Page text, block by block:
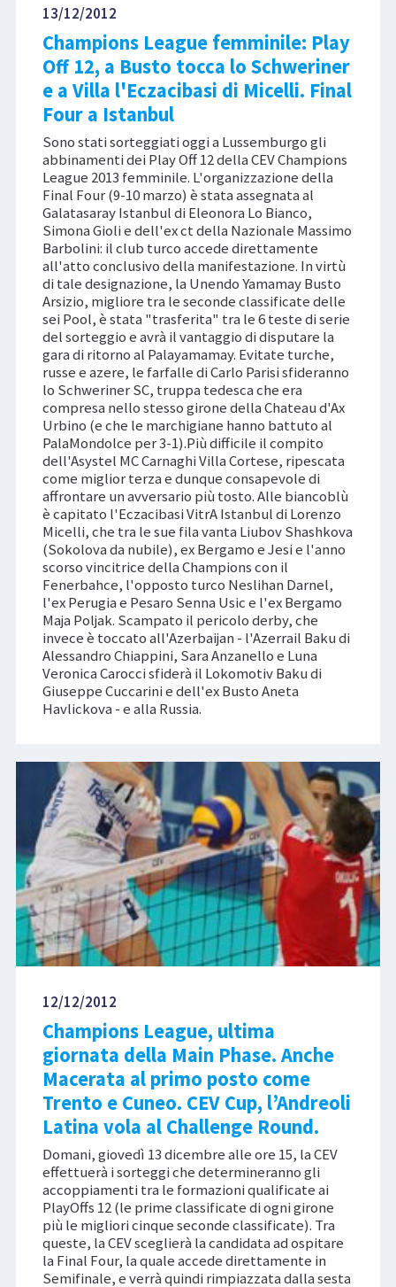
13/12/2012
Champions League femminile: Play
Off 12, a Busto tocca lo Schweriner
e a Villa l'Eczacibasi di Micelli. Final
Four a Istanbul
Sono stati sorteggiati oggi a Lussemburgo gli
abbinamenti dei Play Off 12 della CEV Champions
League 2013 femminile. L'organizzazione della
Final Four (9-10 marzo) è stata assegnata al
Galatasaray Istanbul di Eleonora Lo Bianco,
Simona Gioli e dell'ex ct della Nazionale Massimo
Barbolini: il club turco accede direttamente
all'atto conclusivo della manifestazione. In virtù
di tale designazione, la Unendo Yamamay Busto
Arsizio, migliore tra le seconde classificate delle
sei Pool, è stata "trasferita" tra le 6 teste di serie
del sorteggio e avrà il vantaggio di disputare la
gara di ritorno al Palayamamay. Evitate turche,
russe e azere, le farfalle di Carlo Parisi sfideranno
lo Schweriner SC, truppa tedesca che era
compresa nello stesso girone della Chateau d'Ax
Urbino (e che le marchigiane hanno battuto al
PalaMondolce per 3-1).Più difficile il compito
dell'Asystel MC Carnaghi Villa Cortese, ripescata
come miglior terza e dunque consapevole di
affrontare un avversario più tosto. Alle biancoblù
è capitato l'Eczacibasi VitrA Istanbul di Lorenzo
Micelli, che tra le sue fila vanta Liubov Shashkova
(Sokolova da nubile), ex Bergamo e Jesi e l'anno
scorso vincitrice della Champions con il
Fenerbahce, l'opposto turco Neslihan Darnel,
l'ex Perugia e Pesaro Senna Usic e l'ex Bergamo
Maja Poljak. Scampato il pericolo derby, che
invece è toccato all'Azerbaijan - l'Azerrail Baku di
Alessandro Chiappini, Sara Anzanello e Luna
Veronica Carocci sfiderà il Lokomotiv Baku di
Giuseppe Cuccarini e dell'ex Busto Aneta
Havlickova - e alla Russia.
12/12/2012
Champions League, ultima
giornata della Main Phase. Anche
Macerata al primo posto come
Trento e Cuneo. CEV Cup, l’Andreoli
Latina vola al Challenge Round.
Domani, giovedì 13 dicembre alle ore 15, la CEV
effettuerà i sorteggi che determineranno gli
accoppiamenti tra le formazioni qualificate ai
PlayOffs 12 (le prime classificate di ogni girone
più le migliori cinque seconde classificate). Tra
queste, la CEV sceglierà la candidata ad ospitare
la Final Four, la quale accede direttamente in
Semifinale, e verrà quindi rimpiazzata dalla sesta